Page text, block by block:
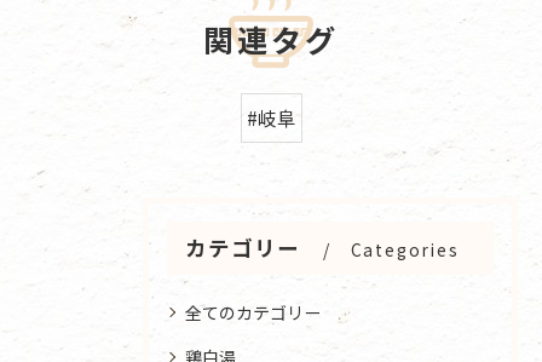
関連タグ
#岐阜
カテゴリー Categories
全てのカテゴリー
鶏白湯